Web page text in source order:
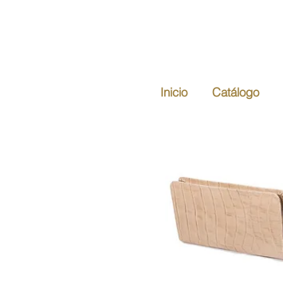
Inicio Catálogo